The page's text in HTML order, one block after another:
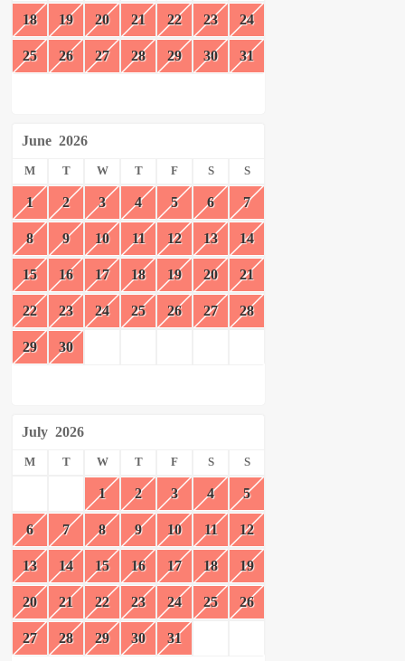
18 19 20 21 22 23 24
25 26 27 28 29 30 31
June 2026
M T W T F S S
1 2 3 4 5 6 7
8 9 10 11 12 13 14
15 16 17 18 19 20 21
22 23 24 25 26 27 28
29 30
July 2026
M T W T F S S
1 2 3 4 5
6 7 8 9 10 11 12
13 14 15 16 17 18 19
20 21 22 23 24 25 26
27 28 29 30 31